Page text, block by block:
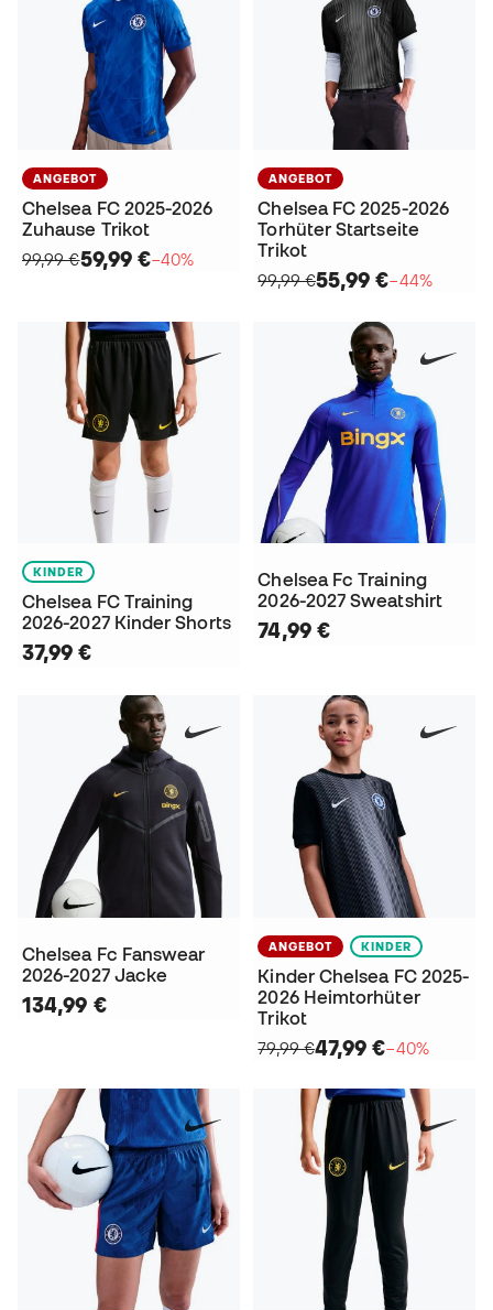
ANGEBOT
Chelsea FC 2025-2026
Zuhause Trikot
99,99 €59,99 €−40%
ANGEBOT
Chelsea FC 2025-2026
Torhüter Startseite
Trikot
99,99 €55,99 €−44%
KINDER
Chelsea FC Training
2026-2027 Kinder Shorts
37,99 €
Chelsea Fc Training
2026-2027 Sweatshirt
74,99 €
Chelsea Fc Fanswear
2026-2027 Jacke
134,99 €
ANGEBOT KINDER
Kinder Chelsea FC 2025-
2026 Heimtorhüter
Trikot
79,99 €47,99 €−40%